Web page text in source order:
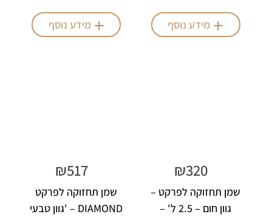
YELLOW
מידע נוסף מידע נוסף
שמן תחזוקה לפרקט –
גוון חום – 2.5 ל' –
₪320
שמן תחזוקה לפרקט
DIAMOND – 'גוון טבעי
₪517